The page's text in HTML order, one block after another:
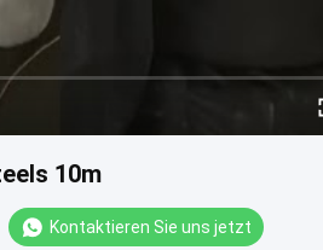
10m
Kontaktieren Sie uns jetzt